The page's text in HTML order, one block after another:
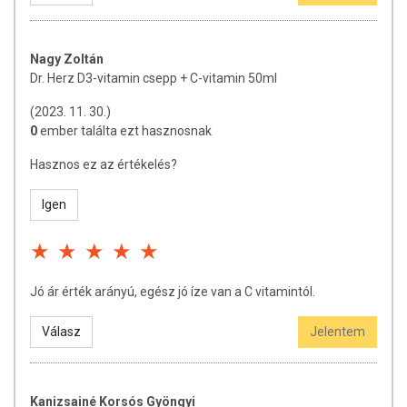
Nagy Zoltán
Dr. Herz D3-vitamin csepp + C-vitamin 50ml
(2023. 11. 30.)
0ember találta ezt hasznosnak
Hasznos ez az értékelés?
Igen
Jó ár érték arányú, egész jó íze van a C vitamintól.
Válasz Jelentem
Kanizsainé Korsós Gyöngyi